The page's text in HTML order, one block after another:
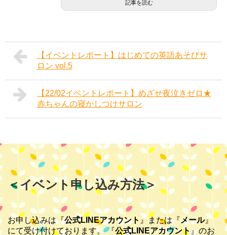
記事を読む
【イベントレポート】はじめての英語あそびサ
ロン vol.5
【22/02イベントレポート】めざせ夜泣きゼロ★
赤ちゃんの寝かしつけサロン
＜イベント申し込み方法＞
お申し込みは『公式LINEアカウント 』または『 メール』
にて受け付けております。 『公式LINEアカウント』のお